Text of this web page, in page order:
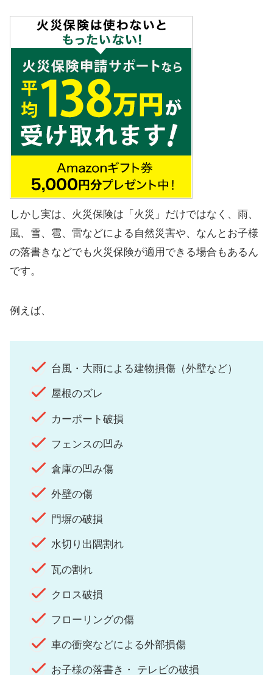
しかし実は、火災保険は「火災」だけではなく、雨、
風、雪、雹、雷などによる自然災害や、なんとお子様
の落書きなどでも火災保険が適用できる場合もあるん
です。
例えば、
台風・大雨による建物損傷（外壁など）
屋根のズレ
カーポート破損
フェンスの凹み
倉庫の凹み傷
外壁の傷
門塀の破損
水切り出隅割れ
瓦の割れ
クロス破損
フローリングの傷
車の衝突などによる外部損傷
お子様の落書き・ テレビの破損